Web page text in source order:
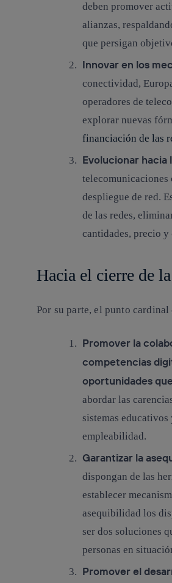
deben promover
alianzas,
que persigan
Innovar en los
conectividad,
operadores de
explorar nuevas
financiación de las
Evolucionar hacia
telecomunicaciones
despliegue de red.
de las redes,
cantidades, precio
Hacia el cierre de
Por su parte, el punto
Promover la
competencias
oportunidades
abordar las
sistemas
empleabilidad.
Garantizar la
dispongan de las
establecer
asequibilidad los
ser dos soluciones
personas en
Promover el